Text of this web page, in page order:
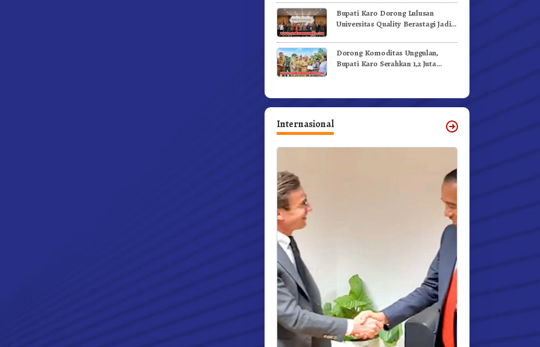
Bupati Karo Dorong Lulusan
Universitas Quality Berastagi Jadi
Dorong Komoditas Unggulan,
Bupati Karo Serahkan 1,2 Juta
Internasional